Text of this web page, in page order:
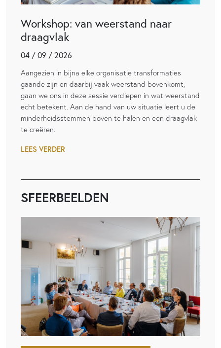
Workshop: van weerstand naar
draagvlak
04 / 09 / 2026
Aangezien in bijna elke organisatie transformaties
gaande zijn en daarbij vaak weerstand bovenkomt,
gaan we ons in deze sessie verdiepen in wat weerstand
echt betekent. Aan de hand van uw situatie leert u de
minderheidsstemmen boven te halen en een draagvlak
te creëren.
LEES VERDER
SFEERBEELDEN